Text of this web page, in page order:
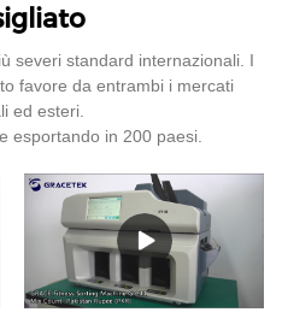
severi standard internazionali. I
favore da entrambi i mercati
ed esteri.
esportando in 200 paesi.